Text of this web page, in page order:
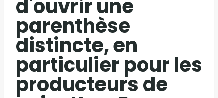
d'ouvrir une
parenthèse
distincte, en
particulier pour les
producteurs de